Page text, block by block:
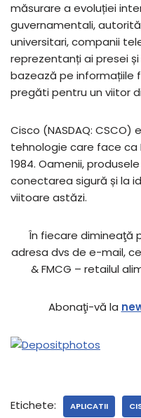
măsurare a evoluției
guvernamentali,
universitari, companii
reprezentanți ai presei
bazează pe informațiile
pregăti pentru un viitor
Cisco (NASDAQ:
tehnologie care face ca
1984. Oamenii,
conectarea sigură și la
viitoare astăzi.
În fiecare dimineaţă
adresa dvs de e-mail,
& FMCG – retailul
Abonaţi-vă la
Etichete: APLICATII